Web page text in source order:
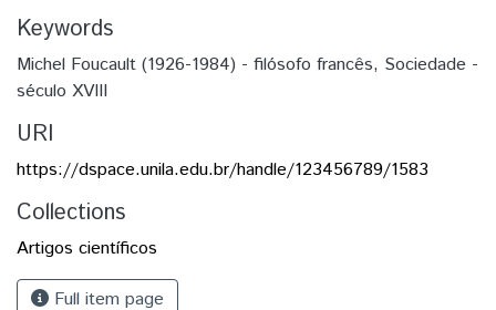
Keywords
Michel Foucault (1926-1984) - filósofo francês, Sociedade -
século XVIII
URI
https://dspace.unila.edu.br/handle/123456789/1583
Collections
Artigos científicos
Full item page